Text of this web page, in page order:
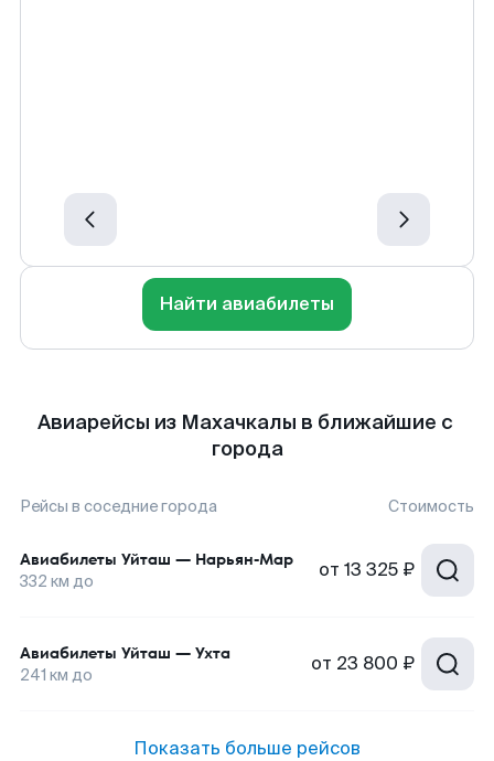
Найти авиабилеты
Авиарейсы из Махачкалы в ближайшие с
города
Рейсы в соседние города Стоимость
Авиабилеты Уйташ — Нарьян-Мар
332 км до от 13 325 ₽
Авиабилеты Уйташ — Ухта
241 км до от 23 800 ₽
Показать больше рейсов